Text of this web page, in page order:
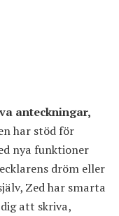
anteckningar,
har stöd för
nya funktioner
dröm eller
Zed har smarta
att skriva,